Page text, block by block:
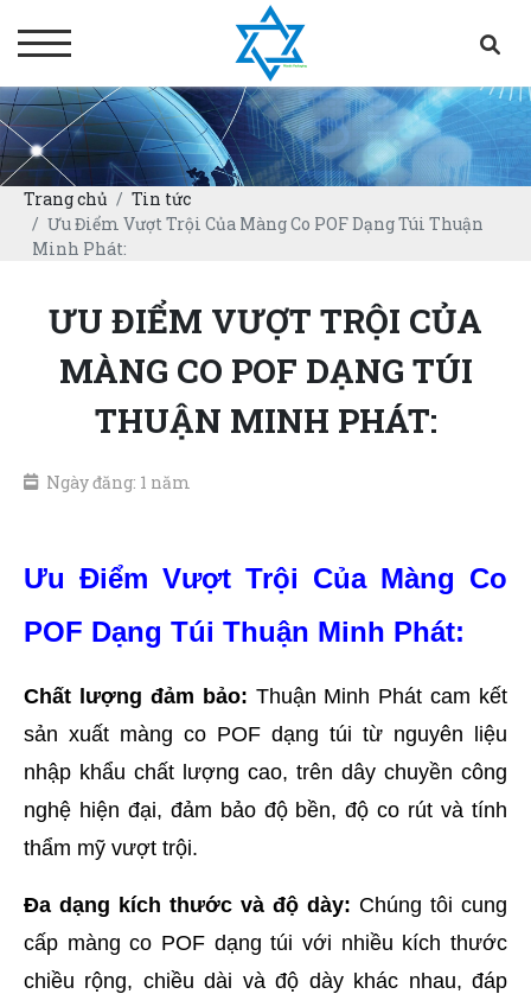
Trang chủ
Tin tức
Ưu Điểm Vượt Trội Của Màng Co POF Dạng Túi Thuận
Minh Phát:
ƯU ĐIỂM VƯỢT TRỘI CỦA
MÀNG CO POF DẠNG TÚI
THUẬN MINH PHÁT:
Ngày đăng: 1 năm
Ưu Điểm Vượt Trội Của Màng Co
POF Dạng Túi Thuận Minh Phát:
Chất lượng đảm bảo: Thuận Minh Phát cam kết
sản xuất màng co POF dạng túi từ nguyên liệu
nhập khẩu chất lượng cao, trên dây chuyền công
nghệ hiện đại, đảm bảo độ bền, độ co rút và tính
thẩm mỹ vượt trội.
Đa dạng kích thước và độ dày: Chúng tôi cung
cấp màng co POF dạng túi với nhiều kích thước
chiều rộng, chiều dài và độ dày khác nhau, đáp